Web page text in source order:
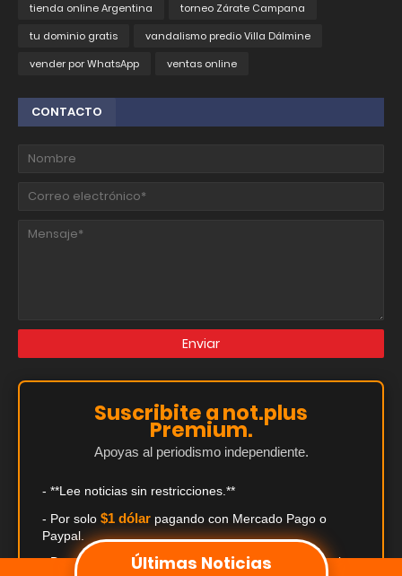
Últimas Noticias
tienda online Argentina
torneo Zárate Campana
tu dominio gratis
vandalismo predio Villa Dálmine
vender por WhatsApp
ventas online
CONTACTO
Suscribite a not.plus
Premium.
Apoyas al periodismo independiente.
- **Lee noticias sin restricciones.**
- Por solo $1 dólar pagando con Mercado Pago o
Paypal.
- Descuentos exclusivos de hasta el 50% en comercios